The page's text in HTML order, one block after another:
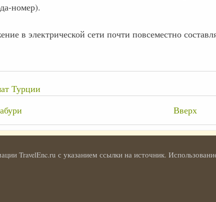
номер).
в электрической сети почти повсеместно
Турции
Вверх
TravelEnc.ru с указанием ссылки на источник.